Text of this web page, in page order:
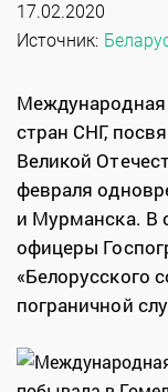
17.02.2020
Источник:
Международная
стран СНГ,
Великой
февраля
и Мурманска. В
офицеры
«Белорусского
пограничной